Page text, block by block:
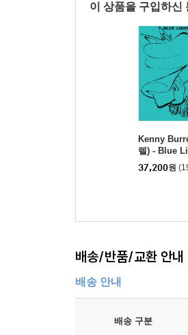
이 상품을 구입하신
Kenny
렐) - Blue
e 1 [LP]
37,200원
배송/반품/교환 안내
배송 안내
배송 구분